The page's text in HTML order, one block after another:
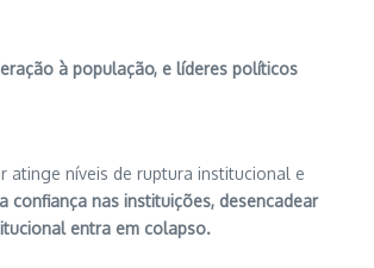
à população, e líderes políticos
níveis de ruptura institucional e
confiança nas instituições, desencadear
entra em colapso.